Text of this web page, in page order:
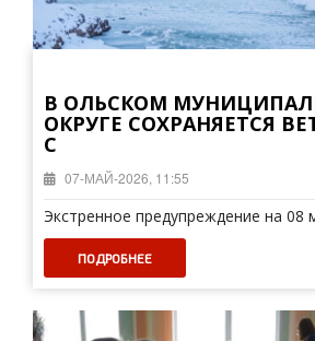
В ОЛЬСКОМ
ОКРУГЕ СОХРАНЯЕТСЯ
С
07-МАЙ-2026, 11:55
Экстренное предупреждение на 08
ПОДРОБНЕЕ